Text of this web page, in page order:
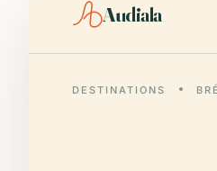
Audiala
DESTINATIONS